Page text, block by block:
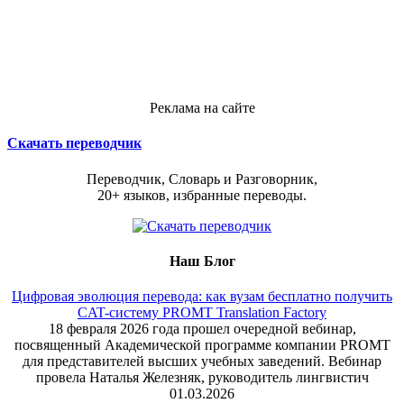
Реклама на сайте
Скачать переводчик
Переводчик, Словарь и Разговорник,
20+ языков, избранные переводы.
Наш Блог
Цифровая эволюция перевода: как вузам бесплатно получить
CAT-систему PROMT Translation Factory
18 февраля 2026 года прошел очередной вебинар,
посвященный Академической программе компании PROMT
для представителей высших учебных заведений. Вебинар
провела Наталья Железняк, руководитель лингвистич
01.03.2026